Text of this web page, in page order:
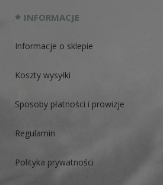
INFORMACJE
Informacje o sklepie
Koszty wysyłki
Sposoby płatności i prowizje
Regulamin
Polityka prywatności